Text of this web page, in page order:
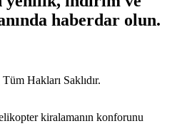
haberdar olun.
Tüm Hakları Saklıdır.
kiralamanın konforunu